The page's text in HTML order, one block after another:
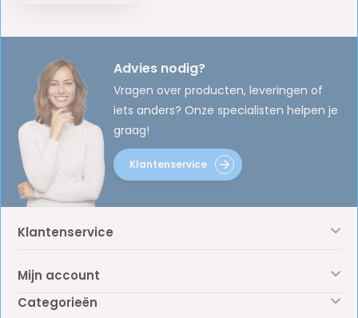
Advies nodig?
Vragen over producten, leveringen of
iets anders? Onze specialisten helpen je
graag!
Klantenservice
Klantenservice
Mijn account
Categorieën